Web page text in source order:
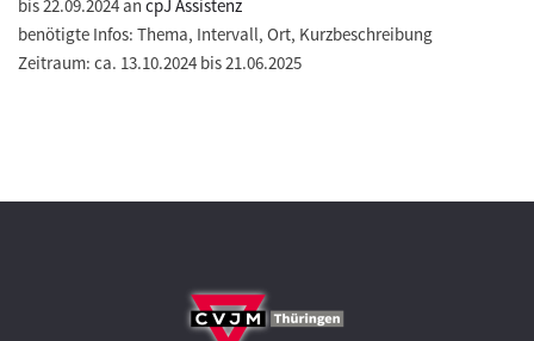
bis 22.09.2024 an cpJ Assistenz
benötigte Infos: Thema, Intervall, Ort, Kurzbeschreibung
Zeitraum: ca. 13.10.2024 bis 21.06.2025